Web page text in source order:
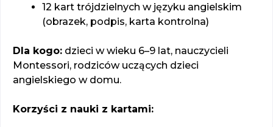
12 kart trójdzielnych w języku angielskim
(obrazek, podpis, karta kontrolna)
Dla kogo: dzieci w wieku 6–9 lat, nauczycieli
Montessori, rodziców uczących dzieci
angielskiego w domu.
Korzyści z nauki z kartami: